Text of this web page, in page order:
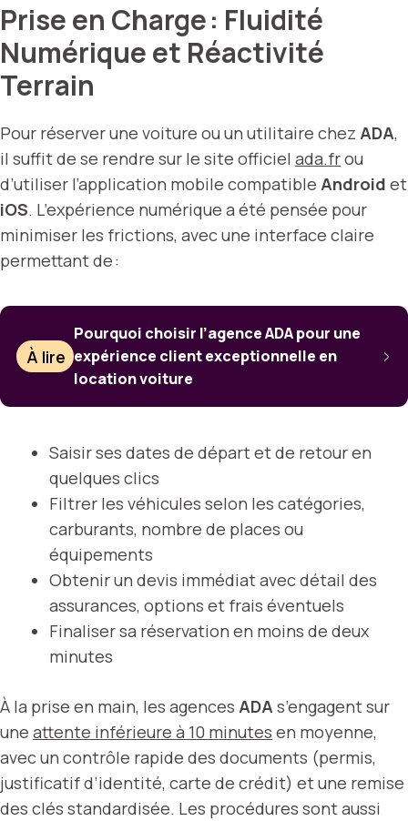
Prise en Charge : Fluidité
Numérique et Réactivité
Terrain
Pour réserver une voiture ou un utilitaire chez ADA,
il suffit de se rendre sur le site officiel ada.frou
d’utiliser l’application mobile compatible Android et
iOS. L’expérience numérique a été pensée pour
minimiser les frictions, avec une interface claire
permettant de :
À lire
Pourquoi choisir l’agence ADA pour une
expérience client exceptionnelle en
location voiture
Saisir ses dates de départ et de retour en
quelques clics
Filtrer les véhicules selon les catégories,
carburants, nombre de places ou
équipements
Obtenir un devis immédiat avec détail des
assurances, options et frais éventuels
Finaliser sa réservation en moins de deux
minutes
À la prise en main, les agences ADA s’engagent sur
une attente inférieure à 10 minutes en moyenne,
avec un contrôle rapide des documents (permis,
justificatif d’identité, carte de crédit) et une remise
des clés standardisée. Les procédures sont aussi